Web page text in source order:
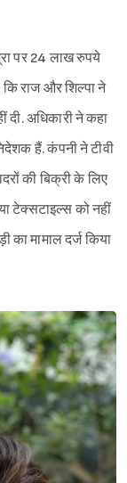
पर 24 लाख रुपये
राज और शिल्पा ने
अधिकारी ने कहा
हैं. कंपनी ने टीवी
की बिक्री के लिए
टेक्सटाइल्स को नहीं
का मामाल दर्ज किया